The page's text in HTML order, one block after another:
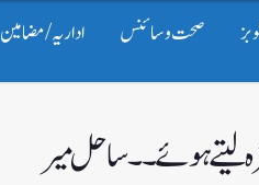
صحت و سائنس اداریہ/ مضامین
لیتے ہوئے۔۔ساحل میر